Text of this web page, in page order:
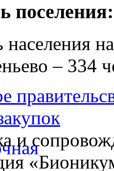
поселения:
населения
– 334
и